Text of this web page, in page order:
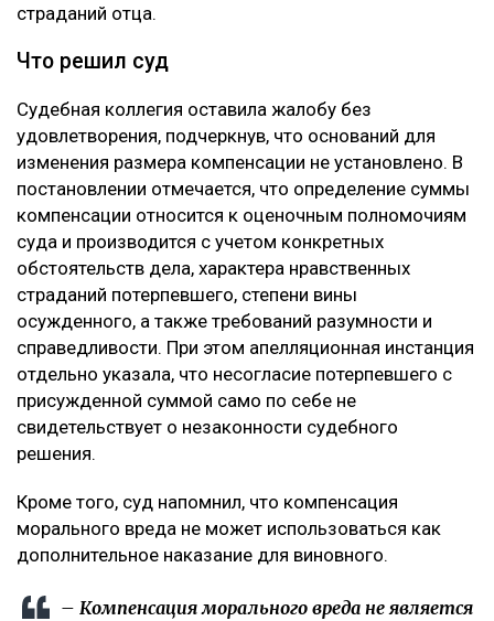
страданий отца.
Что решил суд
Судебная коллегия оставила жалобу без
удовлетворения, подчеркнув, что оснований для
изменения размера компенсации не установлено. В
постановлении отмечается, что определение суммы
компенсации относится к оценочным полномочиям
суда и производится с учетом конкретных
обстоятельств дела, характера нравственных
страданий потерпевшего, степени вины
осужденного, а также требований разумности и
справедливости. При этом апелляционная инстанция
отдельно указала, что несогласие потерпевшего с
присужденной суммой само по себе не
свидетельствует о незаконности судебного
решения.
Кроме того, суд напомнил, что компенсация
морального вреда не может использоваться как
дополнительное наказание для виновного.
– Компенсация морального вреда не является